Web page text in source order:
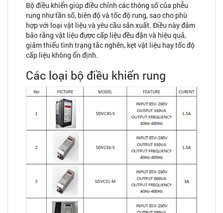
Bộ điều khiển giúp điều chỉnh các thông số của phễu
rung như tần số, biên độ và tốc độ rung, sao cho phù
hợp với loại vật liệu và yêu cầu sản xuất. Điều này đảm
bảo rằng vật liệu được cấp liệu đều đặn và hiệu quả,
giảm thiểu tình trạng tắc nghẽn, kẹt vật liệu hay tốc độ
cấp liệu không ổn định.
Các loại bộ điều khiển rung